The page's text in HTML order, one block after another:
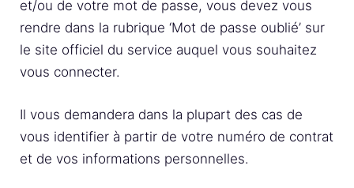
et/ou de votre mot de passe, vous devez vous
rendre dans la rubrique ‘Mot de passe oublié’ sur
le site officiel du service auquel vous souhaitez
vous connecter.
Il vous demandera dans la plupart des cas de
vous identifier à partir de votre numéro de contrat
et de vos informations personnelles.